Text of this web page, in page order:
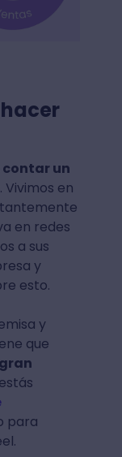
contar un
. Vivimos en
en redes
a sus
y
esto.
y
que
para